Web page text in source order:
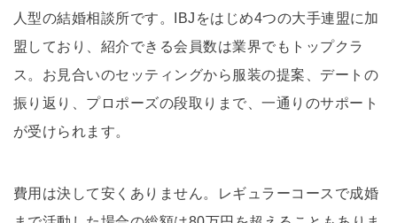
人型の結婚相談所です。IBJをはじめ4つの大手連盟に加
盟しており、紹介できる会員数は業界でもトップクラ
ス。お見合いのセッティングから服装の提案、デートの
振り返り、プロポーズの段取りまで、一通りのサポート
が受けられます。
費用は決して安くありません。レギュラーコースで成婚